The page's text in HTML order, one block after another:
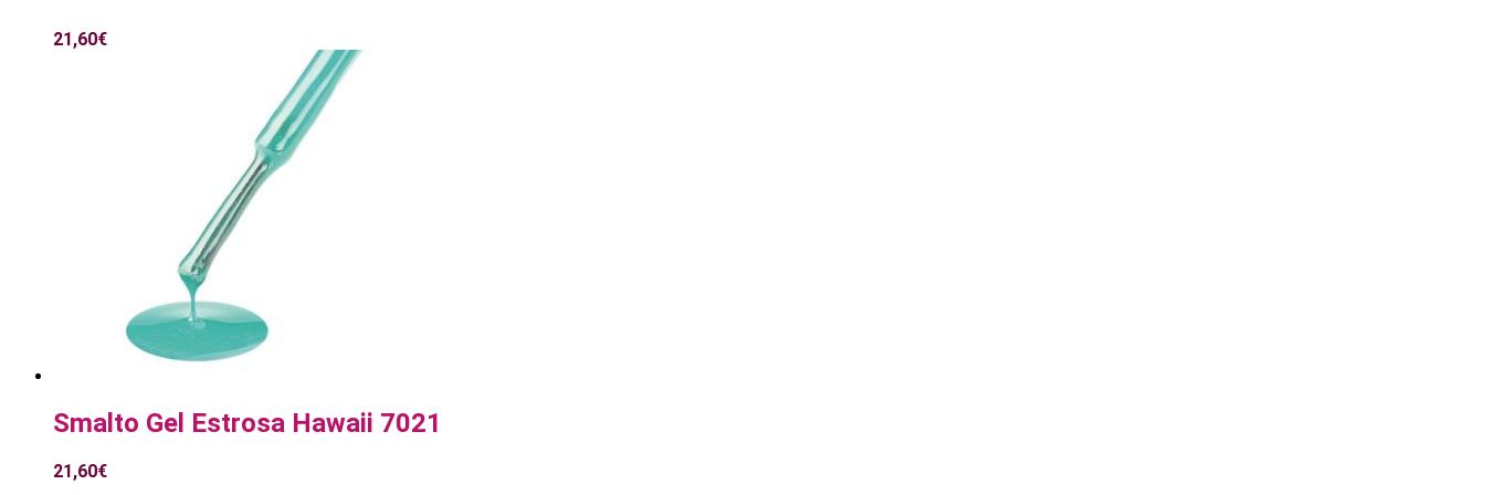
21,60€
Smalto Gel Estrosa Hawaii 7021
21,60€